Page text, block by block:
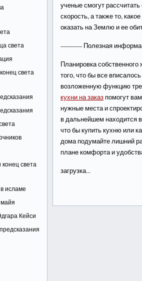
света
света
света
исламе
Кейси
ученые смогут
скорость, а также то,
оказать на Землю и ее
———- Полезная
Планировка
того, что бы все
возложенную функцию
кухни на заказпомогут
нужные места и
в дальнейшем находится
что бы купить кухню или
дома подумайте лишний
плане комфорта и
загрузка...